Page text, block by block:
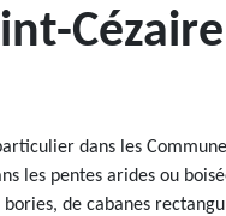
dans les
les pentes arides ou
de cabanes